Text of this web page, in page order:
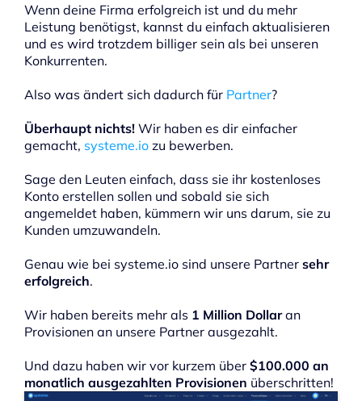
Wenn deine Firma erfolgreich ist und du mehr
Leistung benötigst, kannst du einfach aktualisieren
und es wird trotzdem billiger sein als bei unseren
Konkurrenten.
Also was ändert sich dadurch für Partner?
Überhaupt nichts! Wir haben es dir einfacher
gemacht, systeme.io zu bewerben.
Sage den Leuten einfach, dass sie ihr kostenloses
Konto erstellen sollen und sobald sie sich
angemeldet haben, kümmern wir uns darum, sie zu
Kunden umzuwandeln.
Genau wie bei systeme.io sind unsere Partner sehr
erfolgreich.
Wir haben bereits mehr als 1 Million Dollaran
Provisionen an unsere Partner ausgezahlt.
Und dazu haben wir vor kurzem über $100.000 an
monatlich ausgezahlten Provisionen überschritten!